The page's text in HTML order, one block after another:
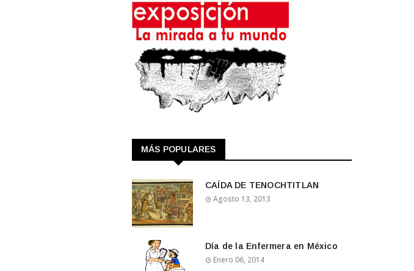
MÁS POPULARES
CAÍDA DE TENOCHTITLAN
Agosto 13, 2013
Día de la Enfermera en México
Enero 06, 2014